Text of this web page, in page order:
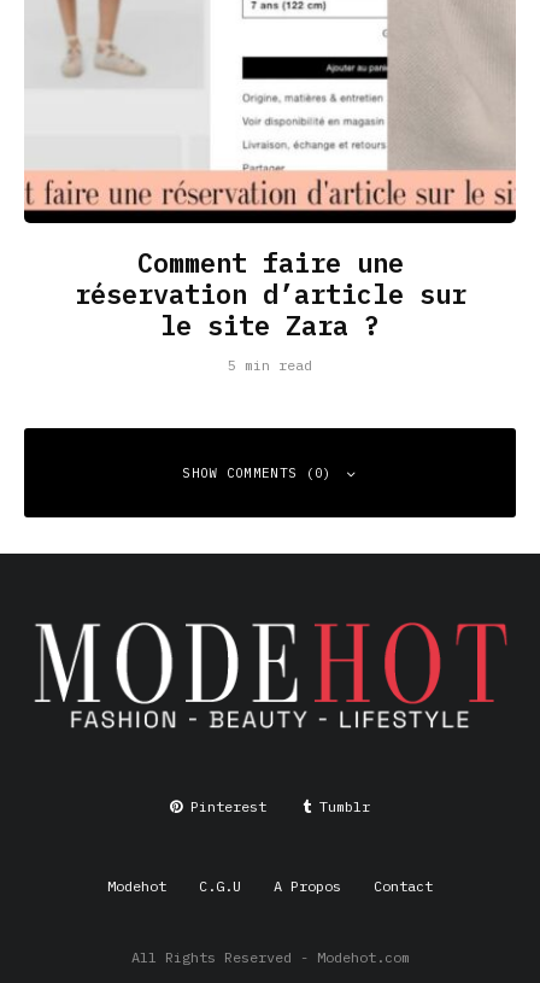
Comment faire une
réservation d’article sur
le site Zara ?
5 min read
SHOW COMMENTS (0)
Your email address will not be published.
Required fields
are marked*
Comment*
Pinterest Tumblr
Modehot C.G.U A Propos Contact
All Rights Reserved - Modehot.com